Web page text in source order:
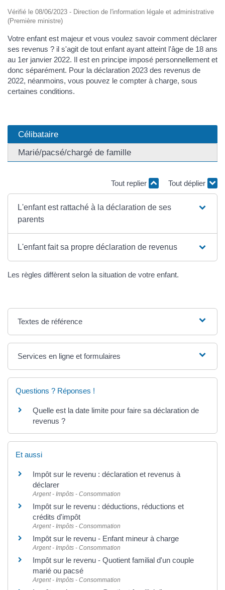
Vérifié le 08/06/2023 - Direction de l'information légale et administrative
(Première ministre)
Votre enfant est majeur et vous voulez savoir comment déclarer
ses revenus ? il s'agit de tout enfant ayant atteint l'âge de 18 ans
au 1er janvier 2022. Il est en principe imposé personnellement et
donc séparément. Pour la déclaration 2023 des revenus de
2022, néanmoins, vous pouvez le compter à charge, sous
certaines conditions.
Célibataire
Marié/pacsé/chargé de famille
Tout replier Tout déplier
L'enfant est rattaché à la déclaration de ses
parents
L'enfant fait sa propre déclaration de revenus
Les règles diffèrent selon la situation de votre enfant.
Textes de référence
Services en ligne et formulaires
Questions ? Réponses !
Quelle est la date limite pour faire sa déclaration de
revenus ?
Et aussi
Impôt sur le revenu : déclaration et revenus à
déclarer
Argent - Impôts - Consommation
Impôt sur le revenu : déductions, réductions et
crédits d'impôt
Argent - Impôts - Consommation
Impôt sur le revenu - Enfant mineur à charge
Argent - Impôts - Consommation
Impôt sur le revenu - Quotient familial d'un couple
marié ou pacsé
Argent - Impôts - Consommation